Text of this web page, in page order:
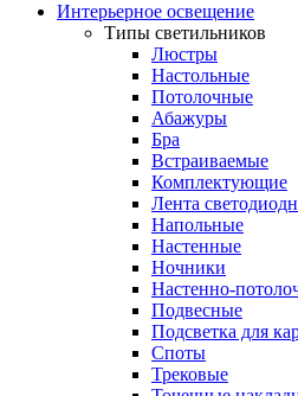
Интерьерное освещение
Типы светильников
Люстры
Настольные
Потолочные
Абажуры
Бра
Встраиваемые
Комплектующие
Лента
Напольные
Настенные
Ночники
Настенно-
Подвесные
Подсветка для
Споты
Трековые